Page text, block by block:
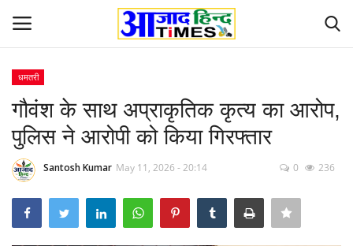
Home
ओडिशा
Contact
धमतरी
गौवंश के साथ अप्राकृतिक कृत्य का आरोप,
पुलिस ने आरोपी को किया गिरफ्तार
Santosh Kumar May 11, 2026 - 20:14 0 236